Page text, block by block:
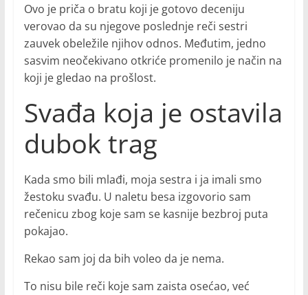
Ovo je priča o bratu koji je gotovo deceniju
verovao da su njegove poslednje reči sestri
zauvek obeležile njihov odnos. Međutim, jedno
sasvim neočekivano otkriće promenilo je način na
koji je gledao na prošlost.
Svađa koja je ostavila
dubok trag
Kada smo bili mlađi, moja sestra i ja imali smo
žestoku svađu. U naletu besa izgovorio sam
rečenicu zbog koje sam se kasnije bezbroj puta
pokajao.
Rekao sam joj da bih voleo da je nema.
To nisu bile reči koje sam zaista osećao, već